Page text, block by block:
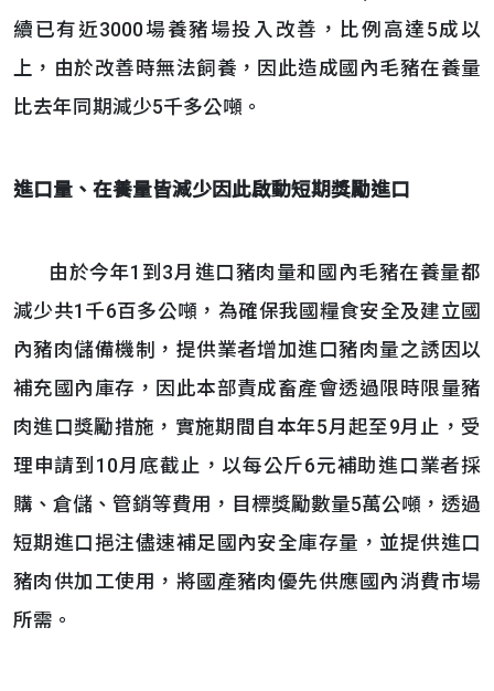
續已有近3000場養豬場投入改善，比例高達5成以
上，由於改善時無法飼養，因此造成國內毛豬在養量
比去年同期減少5千多公噸。
進口量、在養量皆減少因此啟動短期獎勵進口
由於今年1到3月進口豬肉量和國內毛豬在養量都
減少共1千6百多公噸，為確保我國糧食安全及建立國
內豬肉儲備機制，提供業者增加進口豬肉量之誘因以
補充國內庫存，因此本部責成畜產會透過限時限量豬
肉進口獎勵措施，實施期間自本年5月起至9月止，受
理申請到10月底截止，以每公斤6元補助進口業者採
購、倉儲、管銷等費用，目標獎勵數量5萬公噸，透過
短期進口挹注儘速補足國內安全庫存量，並提供進口
豬肉供加工使用，將國產豬肉優先供應國內消費市場
所需。